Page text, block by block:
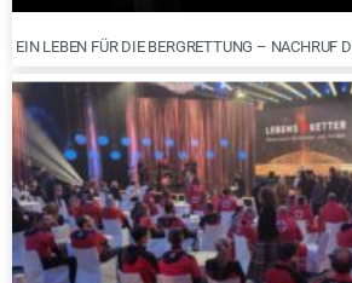
EIN LEBEN FÜR DIE BERGRETTUNG – NACHRUF